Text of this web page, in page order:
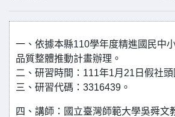
一、依據本縣110學年度精進國民中
品質整體推動計畫辦理。
二、研習時間：111年1月21日假社頭
三、研習代碼：3316439。
四、講師：國立臺灣師範大學吳舜文